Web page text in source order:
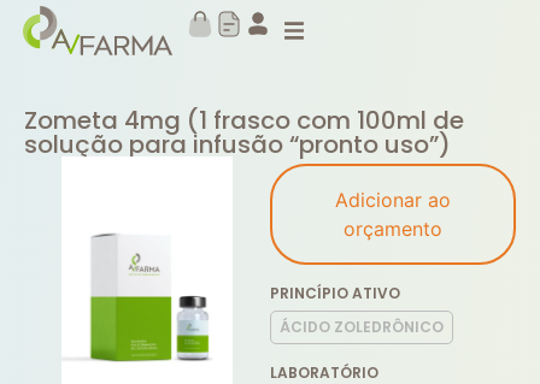
Zometa 4mg (1 frasco com 100ml de
solução para infusão “pronto uso”)
Adicionar ao
orçamento
PRINCÍPIO ATIVO
ÁCIDO ZOLEDRÔNICO
LABORATÓRIO